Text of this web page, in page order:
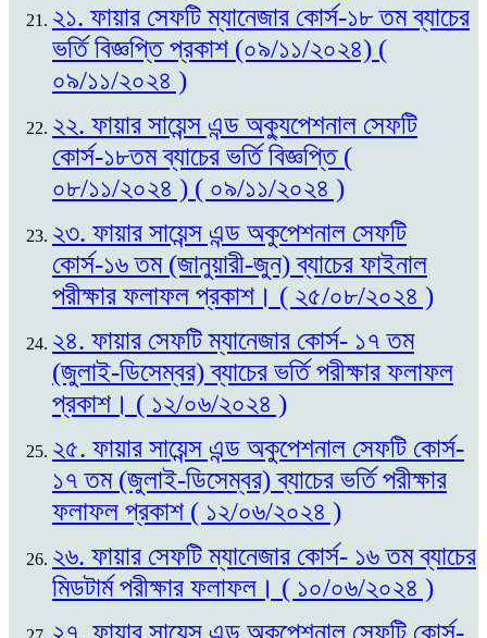
২১. ফায়ার সেফটি ম্যানেজার কোর্স-১৮ তম ব্যাচের
ভর্তি বিজ্ঞপ্তি প্রকাশ (০৯/১১/২০২৪) (
০৯/১১/২০২৪ )
২২. ফায়ার সায়েন্স এন্ড অক্যুপেশনাল সেফটি
কোর্স-১৮তম ব্যাচের ভর্তি বিজ্ঞপ্তি (
০৮/১১/২০২৪ ) ( ০৯/১১/২০২৪ )
২৩. ফায়ার সায়েন্স এন্ড অকুপেশনাল সেফটি
কোর্স-১৬ তম (জানুয়ারী-জুন) ব্যাচের ফাইনাল
পরীক্ষার ফলাফল প্রকাশ। ( ২৫/০৮/২০২৪ )
২৪. ফায়ার সেফটি ম্যানেজার কোর্স- ১৭ তম
(জুলাই-ডিসেম্বর) ব্যাচের ভর্তি পরীক্ষার ফলাফল
প্রকাশ। ( ১২/০৬/২০২৪ )
২৫. ফায়ার সায়েন্স এন্ড অকুপেশনাল সেফটি কোর্স-
১৭ তম (জুলাই-ডিসেম্বর) ব্যাচের ভর্তি পরীক্ষার
ফলাফল প্রকাশ ( ১২/০৬/২০২৪ )
২৬. ফায়ার সেফটি ম্যানেজার কোর্স- ১৬ তম ব্যাচের
মিডটার্ম পরীক্ষার ফলাফল। ( ১০/০৬/২০২৪ )
২৭. ফায়ার সায়েন্স এন্ড অকুপেশনাল সেফটি কোর্স-